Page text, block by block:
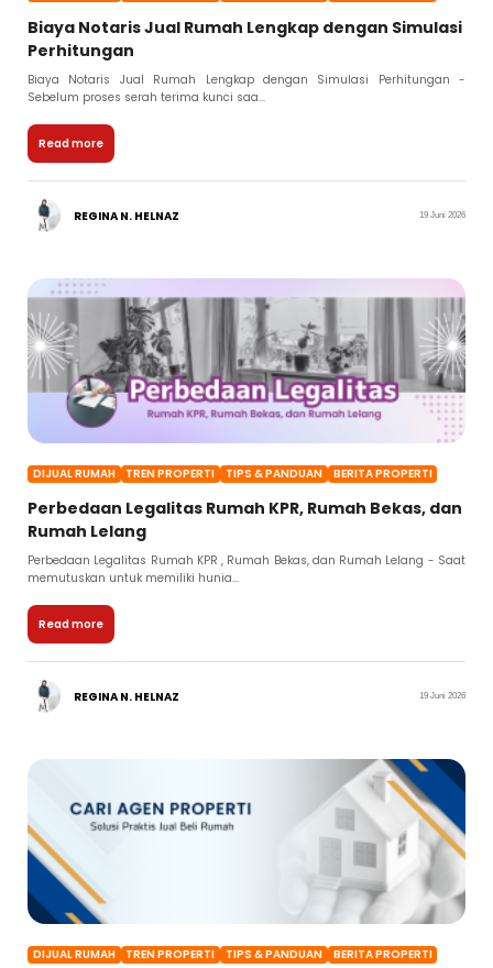
Biaya Notaris Jual Rumah Lengkap dengan Simulasi
Perhitungan
Biaya Notaris Jual Rumah Lengkap dengan Simulasi Perhitungan -
Sebelum proses serah terima kunci saa...
Read more
REGINA N. HELNAZ 19 Juni 2026
DIJUAL RUMAH TREN PROPERTI TIPS & PANDUAN BERITA PROPERTI
Perbedaan Legalitas Rumah KPR, Rumah Bekas, dan
Rumah Lelang
Perbedaan Legalitas Rumah KPR , Rumah Bekas, dan Rumah Lelang - Saat
memutuskan untuk memiliki hunia...
Read more
REGINA N. HELNAZ 19 Juni 2026
DIJUAL RUMAH TREN PROPERTI TIPS & PANDUAN BERITA PROPERTI